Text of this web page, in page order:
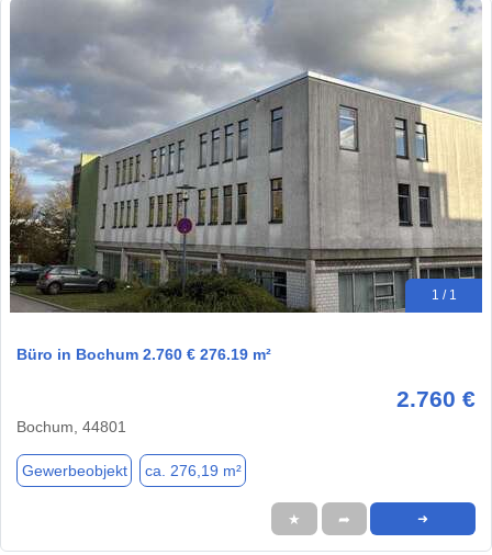
1 / 1
Büro in Bochum 2.760 € 276.19 m²
2.760 €
Bochum, 44801
Gewerbeobjekt ca. 276,19 m²
★ ➦ ➜